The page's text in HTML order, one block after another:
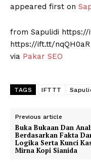
appeared first on
from Sapulidi https://
https://ift.tt/nqQH0aR
via Pakar SEO
TAGS IFTTT
Previous article
Buka Bukaan Dan
Berdasarkan Fakta
Logika Serta Kunci
Mirna Kopi Sianida